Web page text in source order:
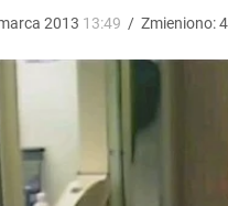
rocznicy Nawrockiego?
co czeka branżę do
2013 13:49 / Zmieniono:4